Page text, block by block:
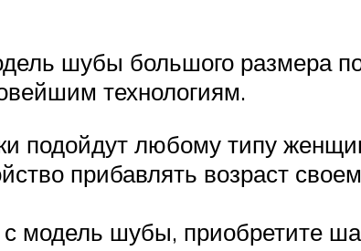
шубы большого размера
технологиям.
подойдут любому типу
прибавлять возраст
модель шубы, приобретите